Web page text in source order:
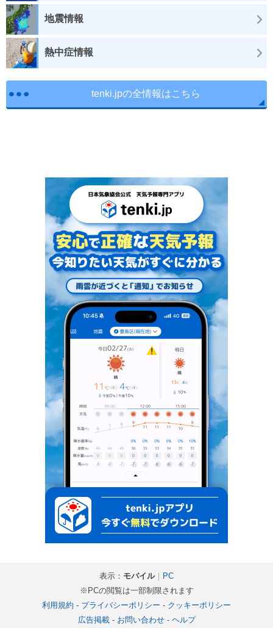
地震情報
熱中症情報
tenki.jpの全情報はこちら
表示： モバイル｜ PC
※PCの閲覧は一部制限されます
利用規約 - プライバシーポリシー - クッキーポリシー
広告掲載- お問い合わせ- ヘルプ